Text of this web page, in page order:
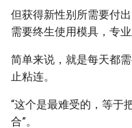
但获得新性别所需要付
需要终生使用模具，专
简单来说，就是每天都
止粘连。
“这个是最难受的，等于
合”。